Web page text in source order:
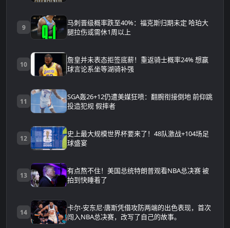
9
马刺晋级概率跌至40%：福克斯归期未定 哈珀大
腿拉伤或需休1周以上
10
詹皇并未表态拒签底薪！重返骑士概率24% 想赢
球言论系坐等湖骑补强
11
SGA轰26+12仍遭美媒狂喷：翻腕衔接倒地 前仰跳
投造犯规 假摔者
12
史上最大规模世界杯要来了！48队激战+104场足
球盛宴
13
有点熬不住！美国总统特朗普观看NBA总决赛 被
拍到快睡着了
14
卡尔-安东尼·唐斯凭借攻防两端的出色表现，首次
闯入NBA总决赛，改写了自己的故事。